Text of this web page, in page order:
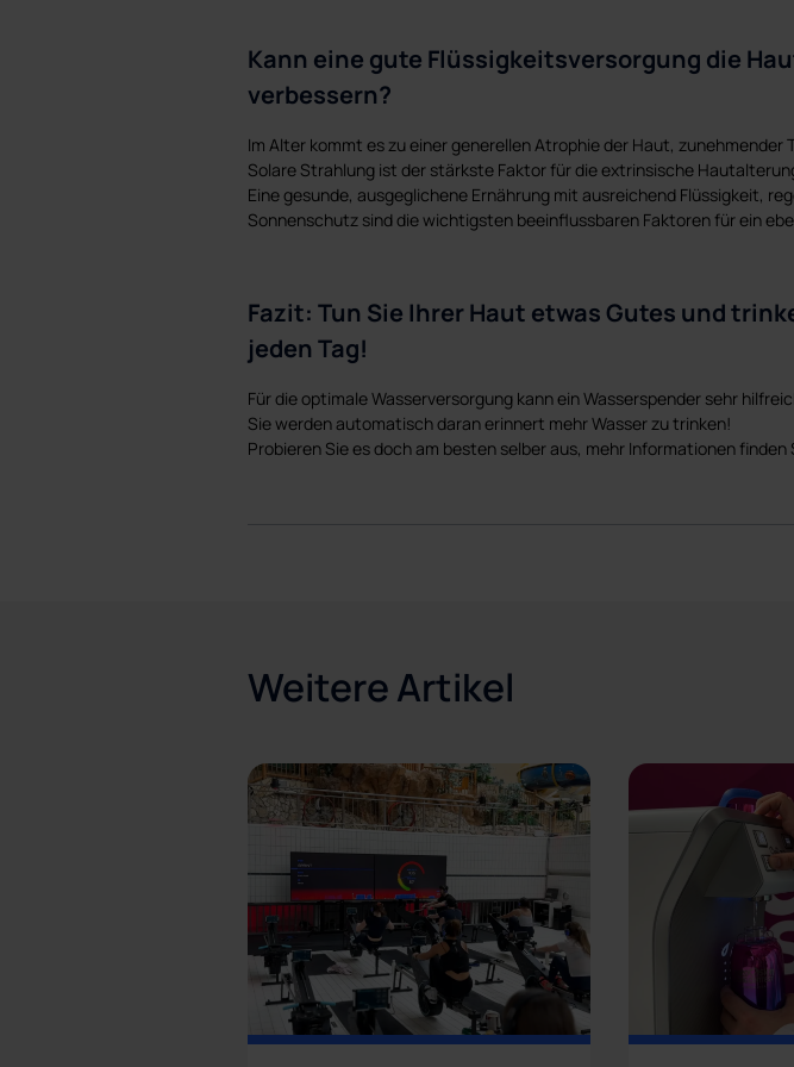
Kann eine gute Flüssigkeitsversorgung die
verbessern?
Im Alter kommt es zu einer generellen Atrophie der Haut,
Solare Strahlung ist der stärkste Faktor für die extrinsische
Eine gesunde, ausgeglichene Ernährung mit ausreichend Flüssigkeit,
Sonnenschutz sind die wichtigsten beeinflussbaren Faktoren für ein
Fazit: Tun Sie Ihrer Haut etwas Gutes und
jeden Tag!
Für die optimale Wasserversorgung kann ein Wasserspender sehr
Sie werden automatisch daran erinnert mehr Wasser zu trinken!
Probieren Sie es doch am besten selber aus, mehr Informationen finden
Weitere Artikel